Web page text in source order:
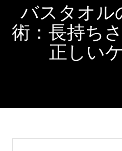
バスタオル
術：長持ち
正しい